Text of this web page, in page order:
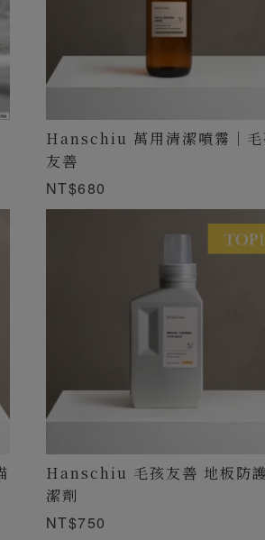
Hanschiu 萬用清潔噴霧｜毛
友善
NT$680
Hanschiu 毛孩友善 地板防
潔劑
NT$750